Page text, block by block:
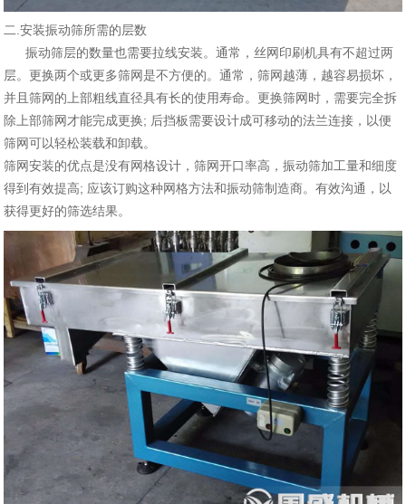
二.安装振动筛所需的层数
振动筛层的数量也需要拉线安装。通常，丝网印刷机具有不超过两
层。更换两个或更多筛网是不方便的。通常，筛网越薄，越容易损坏，
并且筛网的上部粗线直径具有长的使用寿命。更换筛网时，需要完全拆
除上部筛网才能完成更换; 后挡板需要设计成可移动的法兰连接，以便
筛网可以轻松装载和卸载。
筛网安装的优点是没有网格设计，筛网开口率高，振动筛加工量和细度
得到有效提高; 应该订购这种网格方法和振动筛制造商。有效沟通，以
获得更好的筛选结果。